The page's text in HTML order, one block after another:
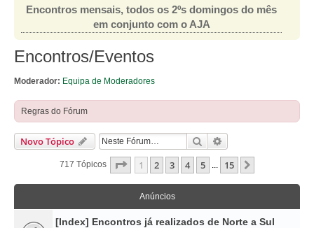
Encontros mensais, todos os 2ºs domingos do mês
em conjunto com o AJA
Encontros/Eventos
Moderador: Equipa de Moderadores
Regras do Fórum
Novo Tópico Pesquisar
717 Tópicos Página De 15
1 2 3 4 5 ... 15
Anúncios
[Index] Encontros já realizados de Norte a Sul